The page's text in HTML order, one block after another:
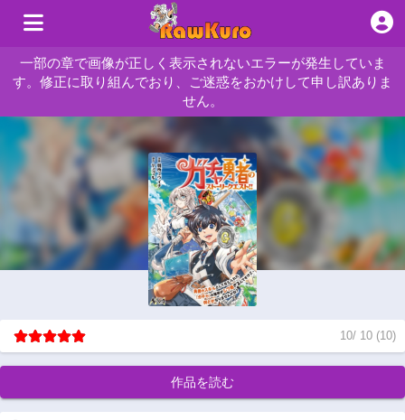
一部の章で画像が正しく表示されないエラーが発生していま
す。修正に取り組んでおり、ご迷惑をおかけして申し訳ありま
せん。
10/ 10 (10)
作品を読む